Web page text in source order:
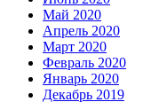
Май 2020
Апрель 2020
Март 2020
Февраль 2020
Январь 2020
Декабрь 2019